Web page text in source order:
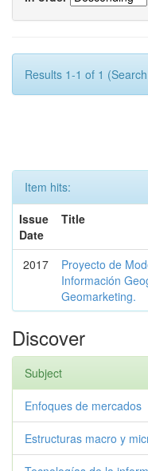
Results 1-1 of 1
Item hits:
Issue
Date
Title
2017
Proyecto de
Información
Geomarketing.
Discover
Subject
Enfoques de mercados
Estructuras macro y